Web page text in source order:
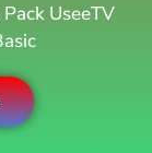
UseeTV